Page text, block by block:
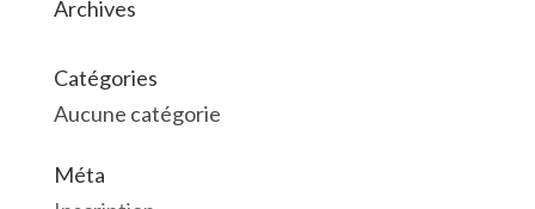
Archives
Catégories
Aucune catégorie
Méta